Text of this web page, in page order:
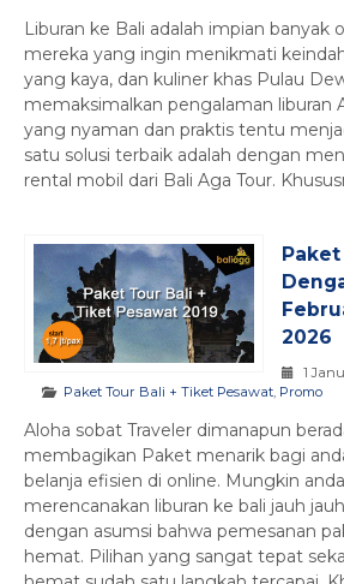
Liburan ke Bali adalah impian banyak
mereka yang ingin menikmati
yang kaya, dan kuliner khas Pulau
memaksimalkan pengalaman liburan
yang nyaman dan praktis tentu
satu solusi terbaik adalah dengan
rental mobil dari Bali Aga Tour.
2026
1
Paket Tour Bali + Tiket Pesawat, Promo
Aloha sobat Traveler dimanapun
membagikan Paket menarik bagi
belanja efisien di online. Mungkin
merencanakan liburan ke bali jauh
dengan asumsi bahwa pemesanan
hemat. Pilihan yang sangat tepat